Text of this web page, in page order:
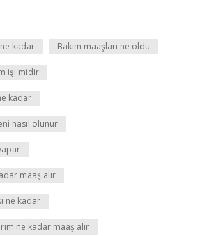
kadar Bakım maaşları ne oldu
işi midir
kadar
nasıl olunur
maaş alır
ne kadar
ne kadar maaş alır